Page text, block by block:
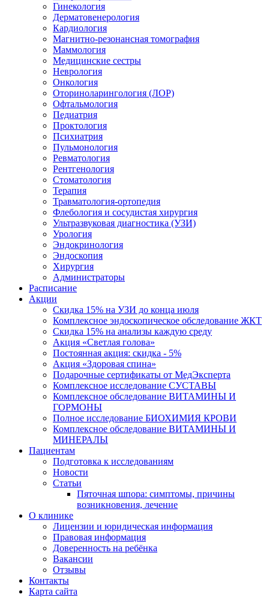
Гинекология
Дерматовенерология
Кардиология
Магнитно-резонансная томография
Маммология
Медицинские сестры
Неврология
Онкология
Оториноларингология (ЛОР)
Офтальмология
Педиатрия
Проктология
Психиатрия
Пульмонология
Ревматология
Рентгенология
Стоматология
Терапия
Травматология-ортопедия
Флебология и сосудистая хирургия
Ультразвуковая диагностика (УЗИ)
Урология
Эндокринология
Эндоскопия
Хирургия
Администраторы
Расписание
Акции
Скидка 15% на УЗИ до конца июля
Комплексное эндоскопическое обследование ЖКТ
Скидка 15% на анализы каждую среду
Акция «Светлая голова»
Постоянная акция: скидка - 5%
Акция «Здоровая спина»
Подарочные сертификаты от МедЭксперта
Комплексное исследование СУСТАВЫ
Комплексное обследование ВИТАМИНЫ И
ГОРМОНЫ
Полное исследование БИОХИМИЯ КРОВИ
Комплексное обследование ВИТАМИНЫ И
МИНЕРАЛЫ
Пациентам
Подготовка к исследованиям
Новости
Статьи
Пяточная шпора: симптомы, причины
возникновения, лечение
О клинике
Лицензии и юридическая информация
Правовая информация
Доверенность на ребёнка
Вакансии
Отзывы
Контакты
Карта сайта